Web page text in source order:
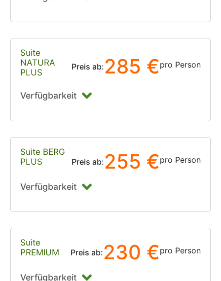
Suite
NATURA
PLUS
Preis ab:285 €pro Person
Verfügbarkeit
Suite BERG
PLUS
Preis ab:255 €pro Person
Verfügbarkeit
Suite
PREMIUM
Preis ab:230 €pro Person
Verfügbarkeit